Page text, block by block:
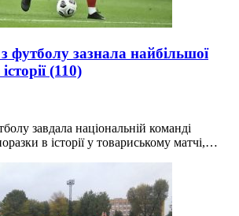
футболу зазнала найбільшої
(110)
завдала національній команді
в історії у товариському матчі,…